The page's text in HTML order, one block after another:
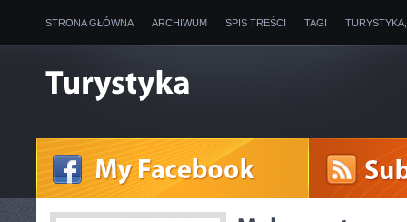
STRONA GŁÓWNA ARCHIWUM SPIS TREŚCI TAGI